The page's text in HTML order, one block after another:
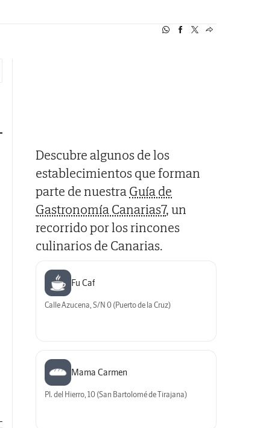
Descubre algunos de los
establecimientos que forman
parte de nuestraGuía de
Gastronomía Canarias7, un
recorrido por los rincones
culinarios de Canarias.
Fu Caf
Calle Azucena, S/N 0 (Puerto de la Cruz)
Mama Carmen
Pl. del Hierro, 10 (San Bartolomé de Tirajana)